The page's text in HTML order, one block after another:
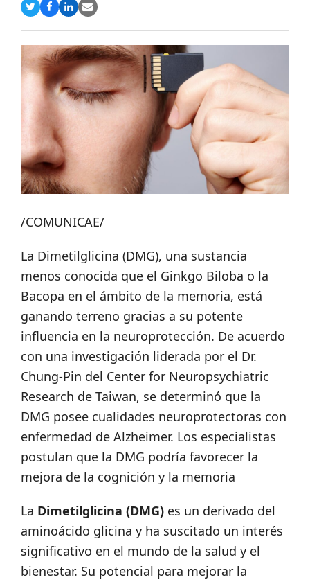
Compartir
Twitter
Compartir
Facebook
Compartir
LinkedIn
Share
Email
/COMUNICAE/
La Dimetilglicina (DMG), una sustancia
menos conocida que el Ginkgo Biloba o la
Bacopa en el ámbito de la memoria, está
ganando terreno gracias a su potente
influencia en la neuroprotección. De acuerdo
con una investigación liderada por el Dr.
Chung-Pin del Center for Neuropsychiatric
Research de Taiwan, se determinó que la
DMG posee cualidades neuroprotectoras con
enfermedad de Alzheimer. Los especialistas
postulan que la DMG podría favorecer la
mejora de la cognición y la memoria
La Dimetilglicina (DMG) es un derivado del
aminoácido glicina y ha suscitado un interés
significativo en el mundo de la salud y el
bienestar. Su potencial para mejorar la